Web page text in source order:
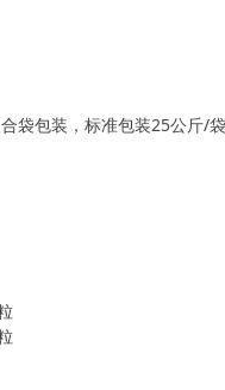
袋包装，标准包装25公斤/